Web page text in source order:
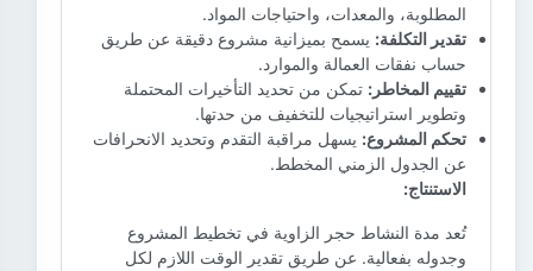
المطلوبة، والمعدات، واحتياجات المواد.
تقدير التكلفة: يسمح بميزانية مشروع دقيقة عن طريق
حساب نفقات العمالة والموارد.
تقييم المخاطر: تمكن من تحديد التأخيرات المحتملة
وتطوير استراتيجيات للتخفيف من حدتها.
تحكم المشروع: يسهل مراقبة التقدم وتحديد الانحرافات
عن الجدول الزمني المخطط.
الاستنتاج:
تُعد مدة النشاط حجر الزاوية في تخطيط المشروع
وجدوله بفعالية. عن طريق تقدير الوقت اللازم لكل